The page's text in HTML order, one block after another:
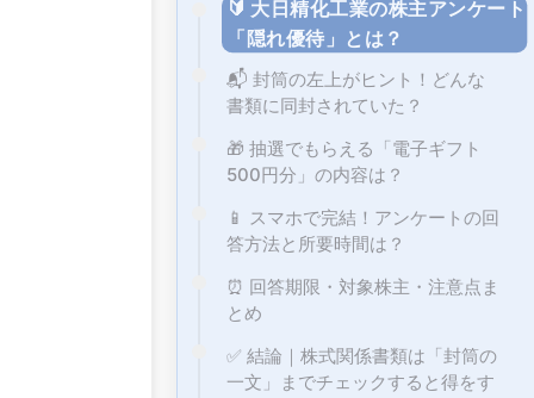
🔰 大日精化工業の株主アンケート
「隠れ優待」とは？
📬 封筒の左上がヒント！どんな
書類に同封されていた？
🎁 抽選でもらえる「電子ギフト
500円分」の内容は？
📱 スマホで完結！アンケートの回
答方法と所要時間は？
⏰ 回答期限・対象株主・注意点ま
とめ
✅ 結論｜株式関係書類は「封筒の
一文」までチェックすると得をす